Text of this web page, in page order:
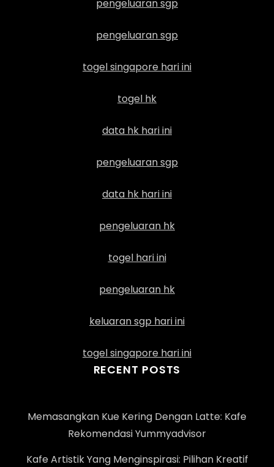
pengeluaran sgp
pengeluaran sgp
togel singapore hari ini
togel hk
data hk hari ini
pengeluaran sgp
data hk hari ini
pengeluaran hk
togel hari ini
pengeluaran hk
keluaran sgp hari ini
togel singapore hari ini
RECENT POSTS
Memasangkan Kue Kering Dengan Latte: Kafe
Rekomendasi Yummyadvisor
Kafe Artistik Yang Menginspirasi: Pilihan Kreatif